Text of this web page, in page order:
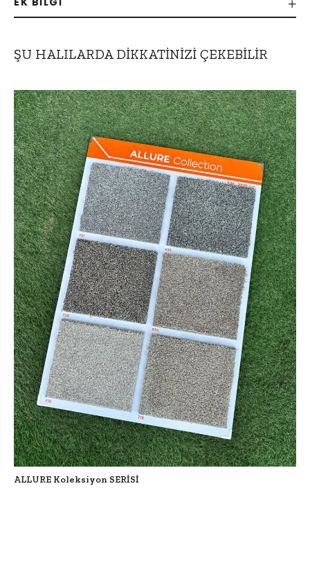
ŞU HALILARDA DIKKATINIZI ÇEKEBILIR
ALLURE Koleksiyon SERİSİ